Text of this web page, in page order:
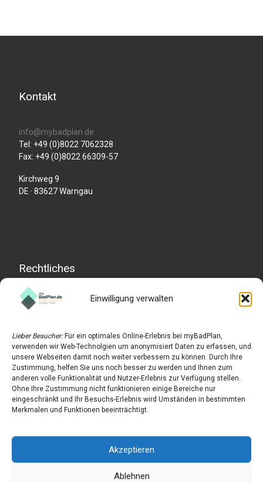
Einwilligung verwalten
Lieber Besucher:Für ein optimales Online-Erlebnis bei myBadPlan,
verwenden wir Web-Technolgien um anonymisiert Daten zu erfassen, und
unsere Webseiten damit noch weiter verbessern zu können. Durch Ihre
Zustimmung, helfen Sie uns noch besser zu werden und Ihnen zum
anderen volle Funktionalität und Nutzer-Erlebnis zur Verfügung stellen.
Ohne Ihre Zustimmung nicht funktionieren einige Bereiche nur
eingeschränkt und Ihr Besuchs-Erlebnis wird Umständen in bestimmten
Merkmalen und Funktionen beeinträchtigt.
Akzeptieren
Ablehnen
Kontakt
info@mybadplan.de
Tel: +49 (0)8022 7062328
Fax: +49 (0)8022 66309-57
Kirchweg 9
DE · 83627 Warngau
Rechtliches
Impressum
Widerrufserklärung
AGB
Cookie-Richtlinie (EU)
myBadplan · professionelle Badplanung zum